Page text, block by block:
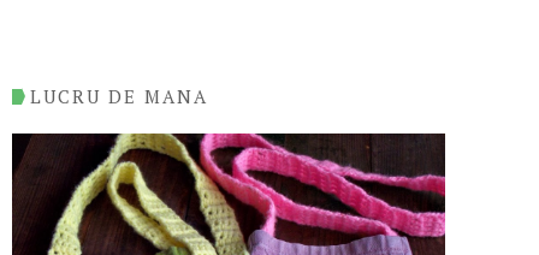
LUCRU DE MANA